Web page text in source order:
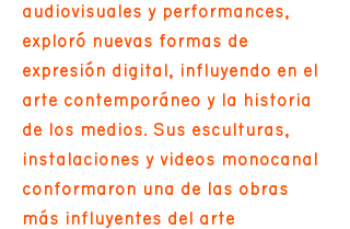
audiovisuales y performances,
exploró nuevas formas de
expresión digital, influyendo en el
arte contemporáneo y la historia
de los medios. Sus esculturas,
instalaciones y videos monocanal
conformaron una de las obras
más influyentes del arte